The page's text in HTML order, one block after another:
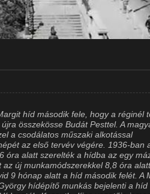
híd második fele, hogy a réginél
összekösse Budát Pesttel. A
a csodálatos műszaki alkotással
az első tervév végére. 1936-ban
óra alatt szerelték a hídba az egy
új munkamódszerekkel 8,8 óra
9 hónap alatt a híd második felét. A
hídépítő munkás bejelenti a híd